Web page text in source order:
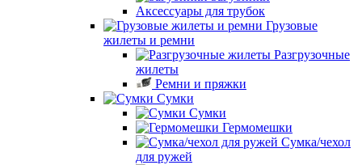
Аксессуары для трубок
Грузовые
жилеты и ремни
Разгрузочные
жилеты
Ремни и пряжки
Сумки
Сумки
Гермомешки
Сумка/чехол
для ружей